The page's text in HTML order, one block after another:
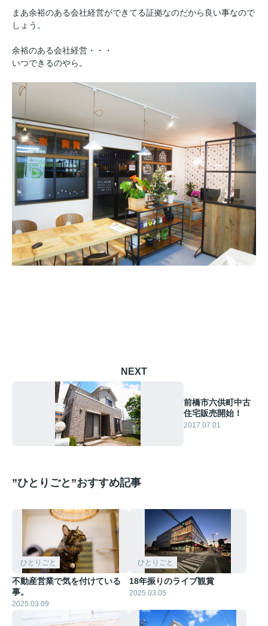
まあ余裕のある会社経営ができてる証拠なのだから良い事なので
しょう。
余裕のある会社経営・・・
いつできるのやら。
NEXT
前橋市六供町中古
住宅販売開始！
2017.07.01
”ひとりごと”おすすめ記事
ひとりごと
不動産営業で気を付けている
事。
2025.03.09
ひとりごと
18年振りのライブ観賞
2025.03.05